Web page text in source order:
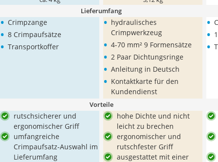
Lieferumfang
• Crimpzange
• 8 Crimpaufsätze
• Transportkoffer
• hydraulisches
Crimpwerkzeug
• 4-70 mm² 9 Formensätze
• 2 Paar Dichtungsringe
• Anleitung in Deutsch
• Kontaktkarte für den
Kundendienst
•
•
•
Vorteile
rutschsicherer und
ergonomischer Griff
umfangreiche
Crimpaufsatz-Auswahl im
Lieferumfang
hohe Dichte und nicht
leicht zu brechen
ergonomischer und
rutschfester Griff
ausgestattet mit einer